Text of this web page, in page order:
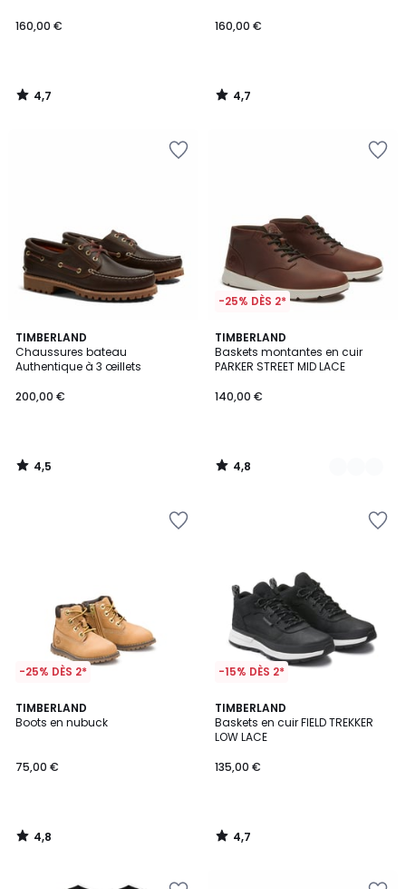
160,00 €
4,7
/
160,00 €
4,7
/
TIMBERLAND
Chaussures bateau
Authentique à 3 œillets
200,00 €
4,5
/ 5
4,5
/
-25% DÈS 2*
TIMBERLAND
Baskets montantes en cuir
PARKER STREET MID LACE
140,00 €
4,8
/ 5
2
Couleurs
4,8
/
-25% DÈS 2*
TIMBERLAND
Boots en nubuck
75,00 €
4,8
/ 5
4,8
/
-15% DÈS 2*
TIMBERLAND
Baskets en cuir FIELD TREKKER
LOW LACE
135,00 €
4,7
/ 5
4,7
/